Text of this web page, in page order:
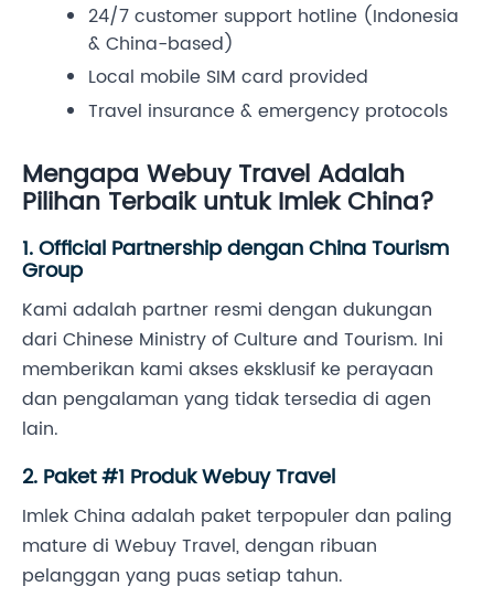
24/7 customer support hotline (Indonesia
& China-based)
Local mobile SIM card provided
Travel insurance & emergency protocols
Mengapa Webuy Travel Adalah
Pilihan Terbaik untuk Imlek China?
1. Official Partnership dengan China Tourism
Group
Kami adalah partner resmi dengan dukungan
dari Chinese Ministry of Culture and Tourism. Ini
memberikan kami akses eksklusif ke perayaan
dan pengalaman yang tidak tersedia di agen
lain.
2. Paket #1 Produk Webuy Travel
Imlek China adalah paket terpopuler dan paling
mature di Webuy Travel, dengan ribuan
pelanggan yang puas setiap tahun.